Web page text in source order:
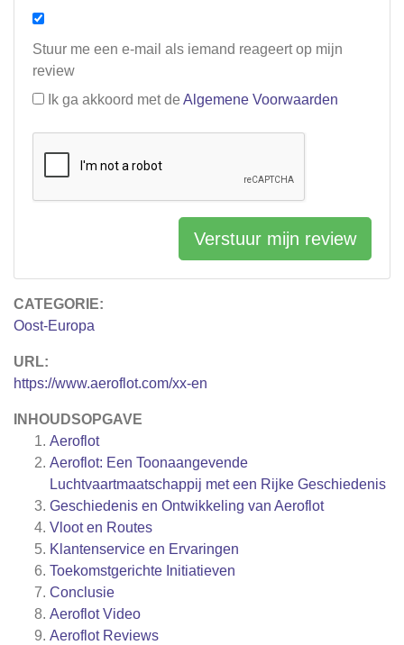
CATEGORIE:
Oost-Europa
URL:
https://www.aeroflot.com/xx-en
INHOUDSOPGAVE
Aeroflot
Aeroflot: Een Toonaangevende
Luchtvaartmaatschappij met een Rijke Geschiedenis
Geschiedenis en Ontwikkeling van Aeroflot
Vloot en Routes
Klantenservice en Ervaringen
Toekomstgerichte Initiatieven
Conclusie
Aeroflot Video
AeroflotReviews
Stuur me een e-mail als iemand reageert op mijn
review
Ik ga akkoord met de Algemene Voorwaarden
Verstuur mijn review